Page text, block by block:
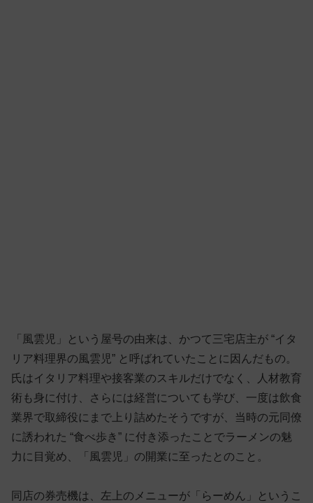
「風雲児」という屋号の由来は、かつて三宅店主が “イタ
リア料理界の風雲児” と呼ばれていたことに因んだもの。
氏はイタリア料理や接客業のスキルだけでなく、人材教育
術も身に付け、さらには経営についても学び、一度は飲食
業界で取締役にまで上り詰めたそうですが、当時の元同僚
に誘われた “食べ歩き” に付き添ったことでラーメンの魅
力に目覚め、「風雲児」の開業に至ったとのこと。
同店の券売機は、左上のメニューが「らーめん」というこ